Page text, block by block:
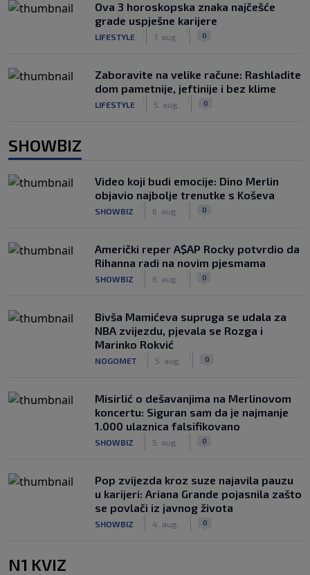
Ova 3 horoskopska znaka najčešće
grade uspješne karijere
LIFESTYLE 7. aug. 0
Zaboravite na velike račune: Rashladite
dom pametnije, jeftinije i bez klime
LIFESTYLE 5. aug. 0
SHOWBIZ
Video koji budi emocije: Dino Merlin
objavio najbolje trenutke s Koševa
SHOWBIZ 6. aug. 0
Američki reper A$AP Rocky potvrdio da
Rihanna radi na novim pjesmama
SHOWBIZ 6. aug. 0
Bivša Mamićeva supruga se udala za
NBA zvijezdu, pjevala se Rozga i
Marinko Rokvić
NOGOMET 5. aug. 0
Misirlić o dešavanjima na Merlinovom
koncertu: Siguran sam da je najmanje
1.000 ulaznica falsifikovano
SHOWBIZ 5. aug. 0
Pop zvijezda kroz suze najavila pauzu
u karijeri: Ariana Grande pojasnila zašto
se povlači iz javnog života
SHOWBIZ 4. aug. 0
N1 KVIZ